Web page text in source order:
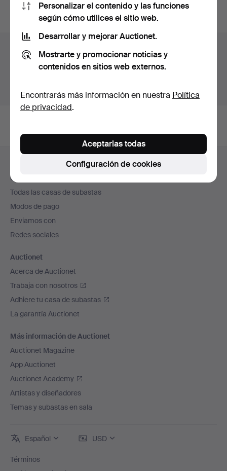
Suscribir búsqueda
Archivo de subastas
Estás buscando en el archivo de subastas concluidas.
Navegación
el
pie
de
página
Ayuda y contacto
Contacta con el servicio de atención al cliente
Todas las casas de subastas
Modos de pago
Enviamos con
Redes sociales
Auctionet
Acerca de Auctionet
Trabaja con nosotros
Adhiere tu casa de subastas
La garantía Auctionet
Más información de Auctionet
Auctionet Magazine
App Auctionet
Auctionet Academy
Artistas y diseñadores
Temas y subastas en sala
Español USD
Términos
Personalizar el contenido y las funciones
según cómo utilices el sitio web.
Desarrollar y mejorar Auctionet.
Mostrarte y promocionar noticias y
contenidos en sitios web externos.
Encontrarás más información en nuestra Política
de privacidad.
Configuración de cookies
Aceptarlas todas